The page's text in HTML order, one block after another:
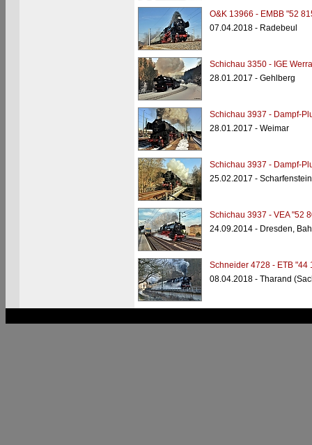
O&K 13966 - EMBB "52
07.04.2018 - Radebeul
Schichau 3350 - IGE
28.01.2017 - Gehlberg
Schichau 3937 - Dampf-
28.01.2017 - Weimar
Schichau 3937 - Dampf-
25.02.2017 - Scharfenstein
Schichau 3937 - VEA "52
24.09.2014 - Dresden,
Schneider 4728 - ETB "44
08.04.2018 - Tharand